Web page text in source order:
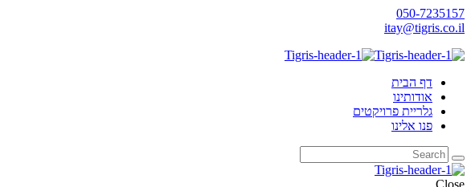
050-7235157
itay@tigris.co.il
דף הבית
אודותינו
גלריית פרויקטים
פנו אלינו
Close